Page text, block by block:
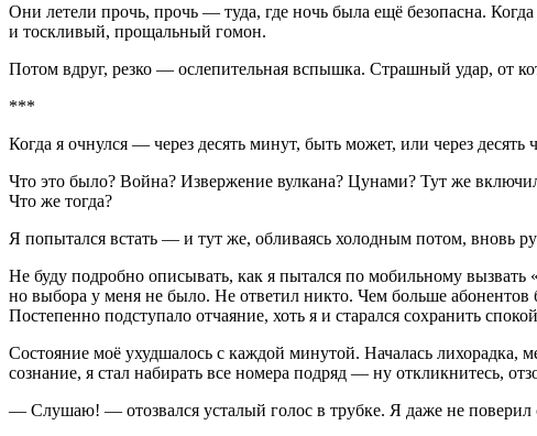
Они летели прочь, прочь — туда, где ночь была ещё безопасна.
и тоскливый, прощальный гомон.
Потом вдруг, резко — ослепительная вспышка. Страшный удар, от
***
Когда я очнулся — через десять минут, быть может, или через
Что это было? Война? Извержение вулкана? Цунами? Тут же
Что же тогда?
Я попытался встать — и тут же, обливаясь холодным потом, вновь
Не буду подробно описывать, как я пытался по мобильному
но выбора у меня не было. Не ответил никто. Чем больше абонентов
Постепенно подступало отчаяние, хоть я и старался сохранить
Состояние моё ухудшалось с каждой минутой. Началась лихорадка,
сознание, я стал набирать все номера подряд — ну откликнитесь,
— Слушаю! — отозвался усталый голос в трубке. Я даже не поверил